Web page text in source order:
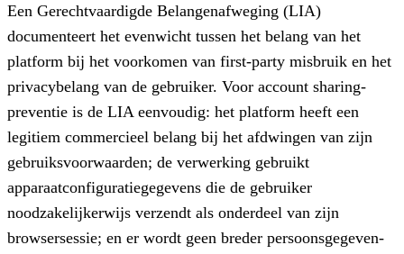
Een Gerechtvaardigde Belangenafweging (LIA)
documenteert het evenwicht tussen het belang van het
platform bij het voorkomen van first-party misbruik en het
privacybelang van de gebruiker. Voor account sharing-
preventie is de LIA eenvoudig: het platform heeft een
legitiem commercieel belang bij het afdwingen van zijn
gebruiksvoorwaarden; de verwerking gebruikt
apparaatconfiguratiegegevens die de gebruiker
noodzakelijkerwijs verzendt als onderdeel van zijn
browsersessie; en er wordt geen breder persoonsgegeven-